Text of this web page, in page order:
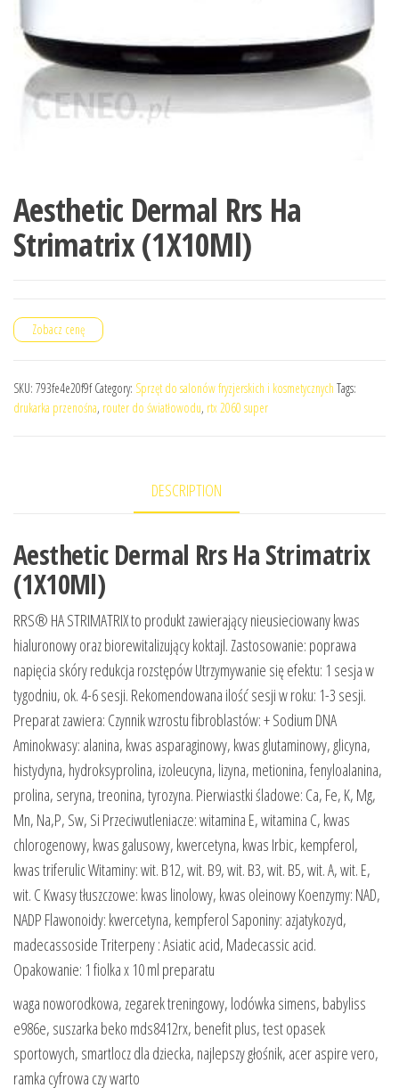
Aesthetic Dermal Rrs Ha
Strimatrix (1X10Ml)
Zobacz cenę
SKU: 793fe4e20f9f Category: Sprzęt do salonów fryzjerskich i kosmetycznych Tags:
drukarka przenośna, router do światłowodu, rtx 2060 super
DESCRIPTION
Aesthetic Dermal Rrs Ha Strimatrix
(1X10Ml)
RRS® HA STRIMATRIX to produkt zawierający nieusieciowany kwas
hialuronowy oraz biorewitalizujący koktajl. Zastosowanie: poprawa
napięcia skóry redukcja rozstępów Utrzymywanie się efektu: 1 sesja w
tygodniu, ok. 4-6 sesji. Rekomendowana ilość sesji w roku: 1-3 sesji.
Preparat zawiera: Czynnik wzrostu fibroblastów: + Sodium DNA
Aminokwasy: alanina, kwas asparaginowy, kwas glutaminowy, glicyna,
histydyna, hydroksyprolina, izoleucyna, lizyna, metionina, fenyloalanina,
prolina, seryna, treonina, tyrozyna. Pierwiastki śladowe: Ca, Fe, K, Mg,
Mn, Na,P, Sw, Si Przeciwutleniacze: witamina E, witamina C, kwas
chlorogenowy, kwas galusowy, kwercetyna, kwas Irbic, kempferol,
kwas triferulic Witaminy: wit. B12, wit. B9, wit. B3, wit. B5, wit. A, wit. E,
wit. C Kwasy tłuszczowe: kwas linolowy, kwas oleinowy Koenzymy: NAD,
NADP Flawonoidy: kwercetyna, kempferol Saponiny: azjatykozyd,
madecassoside Triterpeny : Asiatic acid, Madecassic acid.
Opakowanie: 1 fiolka x 10 ml preparatu
waga noworodkowa, zegarek treningowy, lodówka simens, babyliss
e986e, suszarka beko mds8412rx, benefit plus, test opasek
sportowych, smartlocz dla dziecka, najlepszy głośnik, acer aspire vero,
ramka cyfrowa czy warto